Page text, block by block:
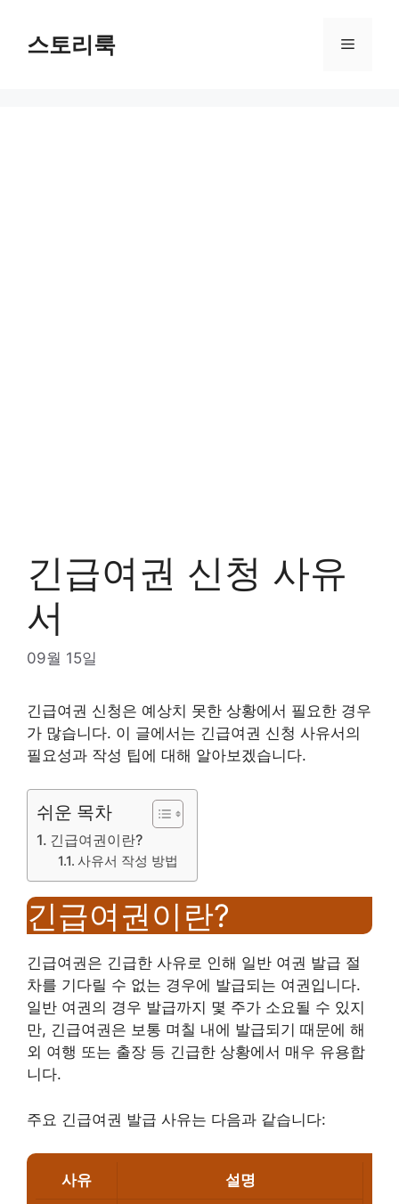
content스토리룩 Menu
긴급여권 신청 사유
서
09월 15일
긴급여권 신청은 예상치 못한 상황에서 필요한 경우
가 많습니다. 이 글에서는 긴급여권 신청 사유서의
필요성과 작성 팁에 대해 알아보겠습니다.
쉬운 목차
긴급여권이란?
사유서 작성 방법
긴급여권이란?
긴급여권은 긴급한 사유로 인해 일반 여권 발급 절
차를 기다릴 수 없는 경우에 발급되는 여권입니다.
일반 여권의 경우 발급까지 몇 주가 소요될 수 있지
만, 긴급여권은 보통 며칠 내에 발급되기 때문에 해
외 여행 또는 출장 등 긴급한 상황에서 매우 유용합
니다.
주요 긴급여권 발급 사유는 다음과 같습니다:
사유 설명